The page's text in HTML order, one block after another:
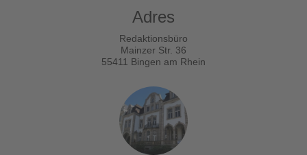
Adres
Redaktionsbüro
Mainzer Str. 36
55411 Bingen am Rhein